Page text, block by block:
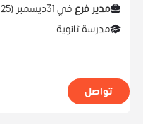
مدير فرعفي31ديسمبر (
-
مدرسة ثانوية
تواصل